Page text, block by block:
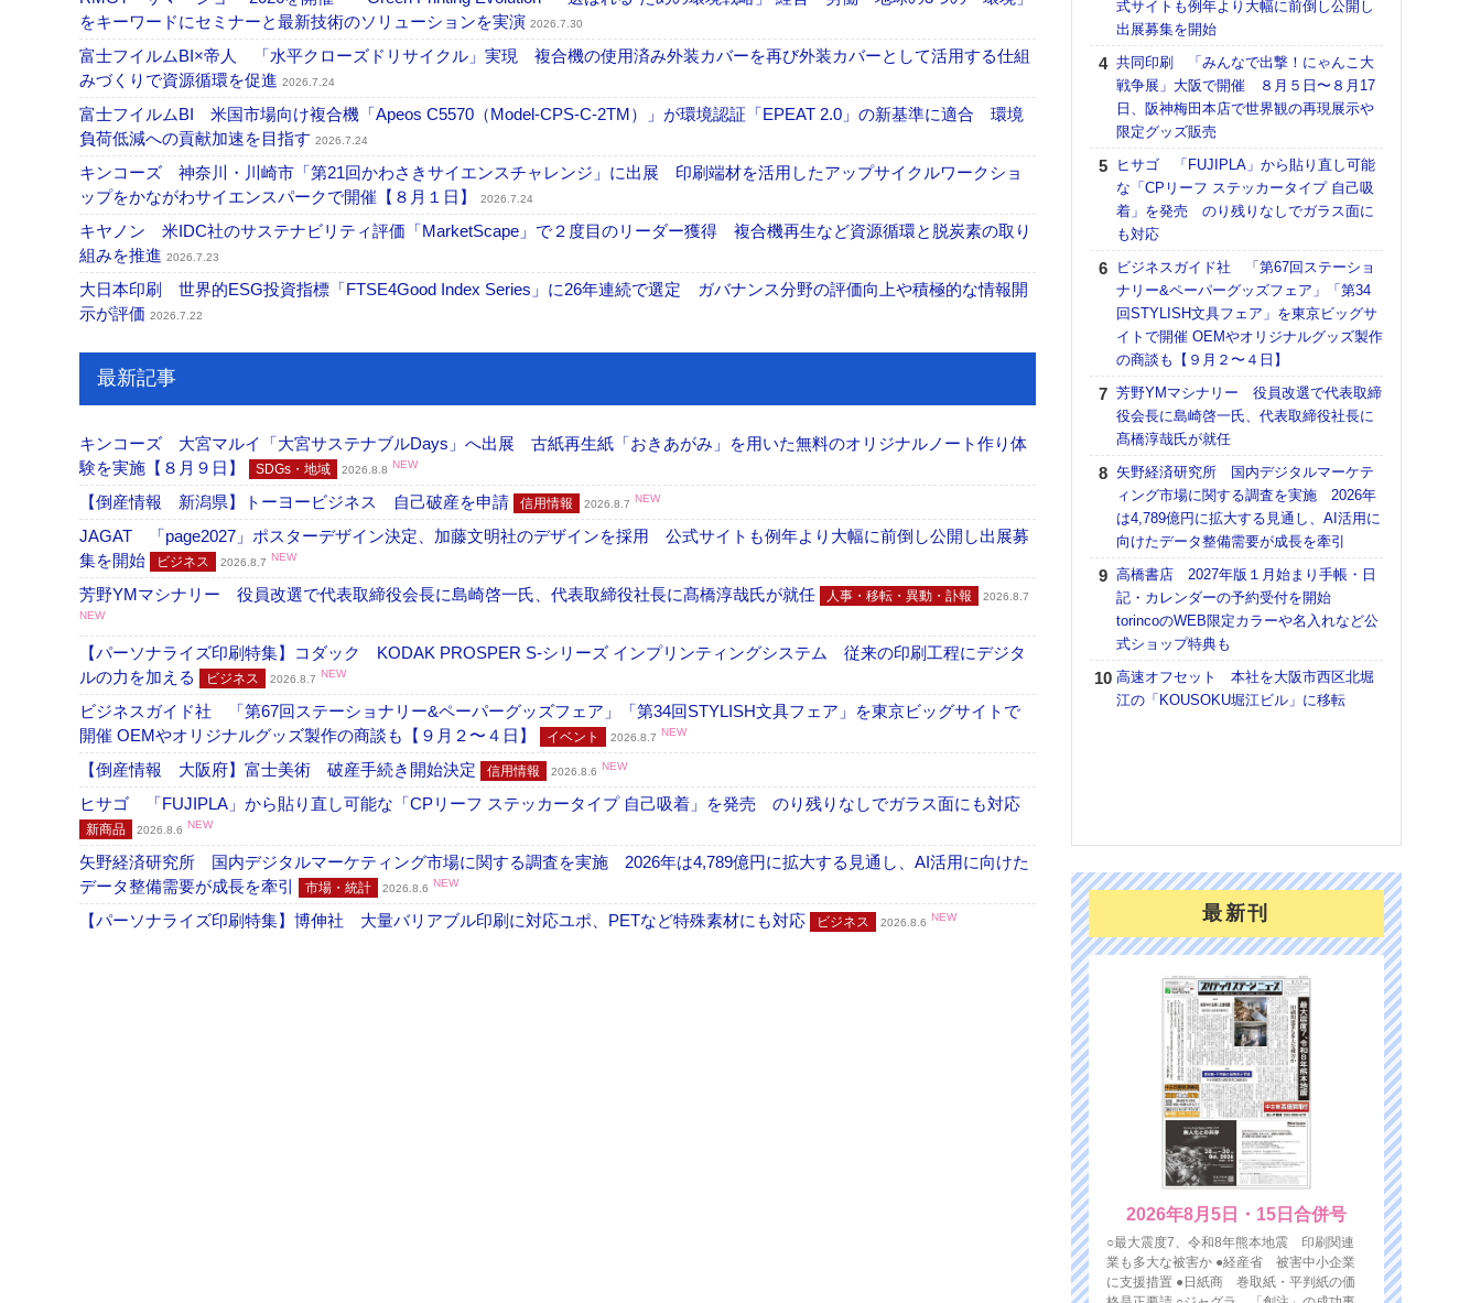
をキーワードにセミナーと最新技術のソリューションを実演 2026.7.30
富士フイルムBI×帝人 「水平クローズドリサイクル」実現 複合機の使用済み外装カバーを再び外装カバーとして活用する仕組
みづくりで資源循環を促進 2026.7.24
富士フイルムBI 米国市場向け複合機「Apeos C5570（Model-CPS-C-2TM）」が環境認証「EPEAT 2.0」の新基準に適合 環境
負荷低減への貢献加速を目指す 2026.7.24
キンコーズ 神奈川・川崎市「第21回かわさきサイエンスチャレンジ」に出展 印刷端材を活用したアップサイクルワークショ
ップをかながわサイエンスパークで開催【８月１日】
2026.7.24
キヤノン 米IDC社のサステナビリティ評価「MarketScape」で２度目のリーダー獲得 複合機再生など資源循環と脱炭素の取り
組みを推進 2026.7.23
大日本印刷 世界的ESG投資指標「FTSE4Good Index Series」に26年連続で選定 ガバナンス分野の評価向上や積極的な情報開
示が評価 2026.7.22
最新記事
キンコーズ 大宮マルイ「大宮サステナブルDays」へ出展 古紙再生紙「おきあがみ」を用いた無料のオリジナルノート作り体
験を実施【８月９日】
SDGs・地域 2026.8.8 NEW
【倒産情報 新潟県】トーヨービジネス 自己破産を申請 信用情報 2026.8.7 NEW
JAGAT 「page2027」ポスターデザイン決定、加藤文明社のデザインを採用 公式サイトも例年より大幅に前倒し公開し出展募
集を開始
ビジネス 2026.8.7 NEW
芳野YMマシナリー 役員改選で代表取締役会長に島崎啓一氏、代表取締役社長に髙橋淳哉氏が就任 人事・移転・異動・訃報
2026.8.7
NEW
【パーソナライズ印刷特集】コダック KODAK PROSPER S-シリーズ インプリンティングシステム 従来の印刷工程にデジタ
ルの力を加える
ビジネス 2026.8.7 NEW
ビジネスガイド社 「第67回ステーショナリー&ペーパーグッズフェア」「第34回STYLISH文具フェア」を東京ビッグサイトで
開催 OEMやオリジナルグッズ製作の商談も【９月２〜４日】
イベント 2026.8.7 NEW
【倒産情報 大阪府】富士美術 破産手続き開始決定 信用情報 2026.8.6 NEW
ヒサゴ 「FUJIPLA」から貼り直し可能な「CPリーフ ステッカータイプ 自己吸着」を発売 のり残りなしでガラス面にも対応
新商品 2026.8.6 NEW
矢野経済研究所 国内デジタルマーケティング市場に関する調査を実施 2026年は4,789億円に拡大する見通し、AI活用に向けた
データ整備需要が成長を牽引
市場・統計 2026.8.6 NEW
【パーソナライズ印刷特集】博伸社 大量バリアブル印刷に対応ユポ、PETなど特殊素材にも対応 ビジネス 2026.8.6 NEW
式サイトも例年より大幅に前倒し公開し
出展募集を開始
共同印刷 「みんなで出撃！にゃんこ大
戦争展」大阪で開催 ８月５日〜８月17
日、阪神梅田本店で世界観の再現展示や
限定グッズ販売
ヒサゴ 「FUJIPLA」から貼り直し可能
な「CPリーフ ステッカータイプ 自己吸
着」を発売 のり残りなしでガラス面に
も対応
ビジネスガイド社 「第67回ステーショ
ナリー&ペーパーグッズフェア」「第34
回STYLISH文具フェア」を東京ビッグサ
イトで開催 OEMやオリジナルグッズ製作
の商談も【９月２〜４日】
芳野YMマシナリー 役員改選で代表取締
役会長に島崎啓一氏、代表取締役社長に
髙橋淳哉氏が就任
矢野経済研究所 国内デジタルマーケテ
ィング市場に関する調査を実施 2026年
は4,789億円に拡大する見通し、AI活用に
向けたデータ整備需要が成長を牽引
高橋書店 2027年版１月始まり手帳・日
記・カレンダーの予約受付を開始
torincoのWEB限定カラーや名入れなど公
式ショップ特典も
高速オフセット 本社を大阪市西区北堀
江の「KOUSOKU堀江ビル」に移転
最新刊
2026年8月5日・15日合併号
○最大震度7、令和8年熊本地震 印刷関連
業も多大な被害か ●経産省 被害中小企業
に支援措置 ●日紙商 巻取紙・平判紙の価